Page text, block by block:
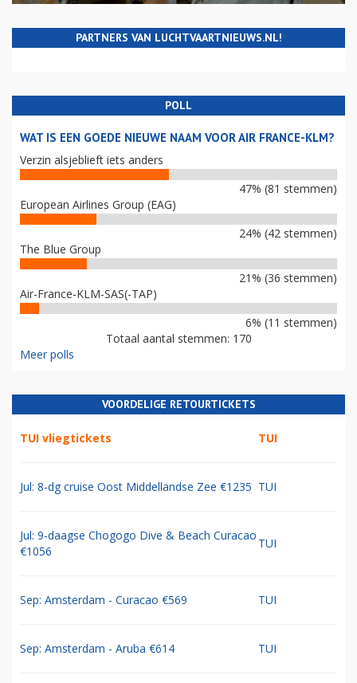
PARTNERS VAN LUCHTVAARTNIEUWS.NL!
POLL
WAT IS EEN GOEDE NIEUWE NAAM VOOR AIR FRANCE-KLM?
Verzin alsjeblieft iets anders
47% (81 stemmen)
European Airlines Group (EAG)
24% (42 stemmen)
The Blue Group
21% (36 stemmen)
Air-France-KLM-SAS(-TAP)
6% (11 stemmen)
Totaal aantal stemmen: 170
Meer polls
VOORDELIGE RETOURTICKETS
TUI vliegtickets TUI
Jul: 8-dg cruise Oost Middellandse Zee €1235 TUI
Jul: 9-daagse Chogogo Dive & Beach Curacao
€1056
TUI
Sep: Amsterdam - Curacao €569 TUI
Sep: Amsterdam - Aruba €614 TUI